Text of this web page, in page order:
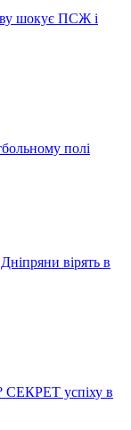
шокує ПСЖ і
полі
вірять в
успіху в